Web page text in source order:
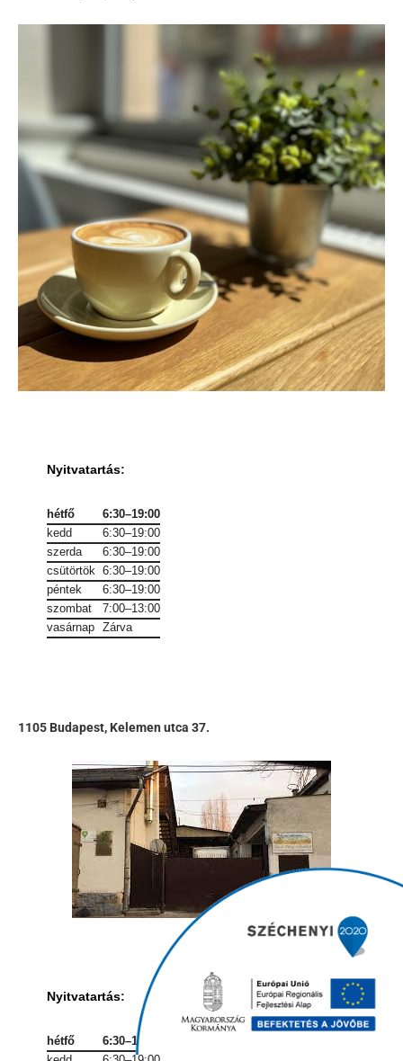
Nyitvatartás:
hétfő
6:30–19:00
kedd
6:30–19:00
szerda
6:30–19:00
csütörtök 6:30–19:00
péntek
6:30–19:00
szombat
7:00–13:00
vasárnap
Zárva
1105 Budapest, Kelemen utca 37.
Nyitvatartás:
hétfő
6:30–19:00